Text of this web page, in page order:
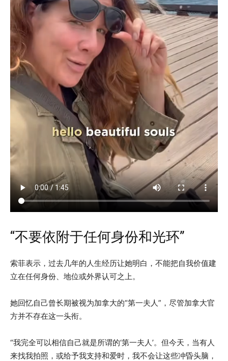
“不要依附于任何身份和光环”
索菲表示，过去几年的人生经历让她明白，不能把自我价值建
立在任何身份、地位或外界认可之上。
她回忆自己曾长期被视为加拿大的“第一夫人”，尽管加拿大官
方并不存在这一头衔。
“我完全可以相信自己就是所谓的‘第一夫人’。但今天，当有人
来找我拍照，或给予我支持和爱时，我不会让这些冲昏头脑，